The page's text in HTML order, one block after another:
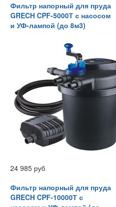
Фильтр напорный для пруда
GRECH CPF-5000Т с насосом
и УФ-лампой (до 8м3)
24 985 руб
Фильтр напорный для пруда
GRECH CPF-10000Т с